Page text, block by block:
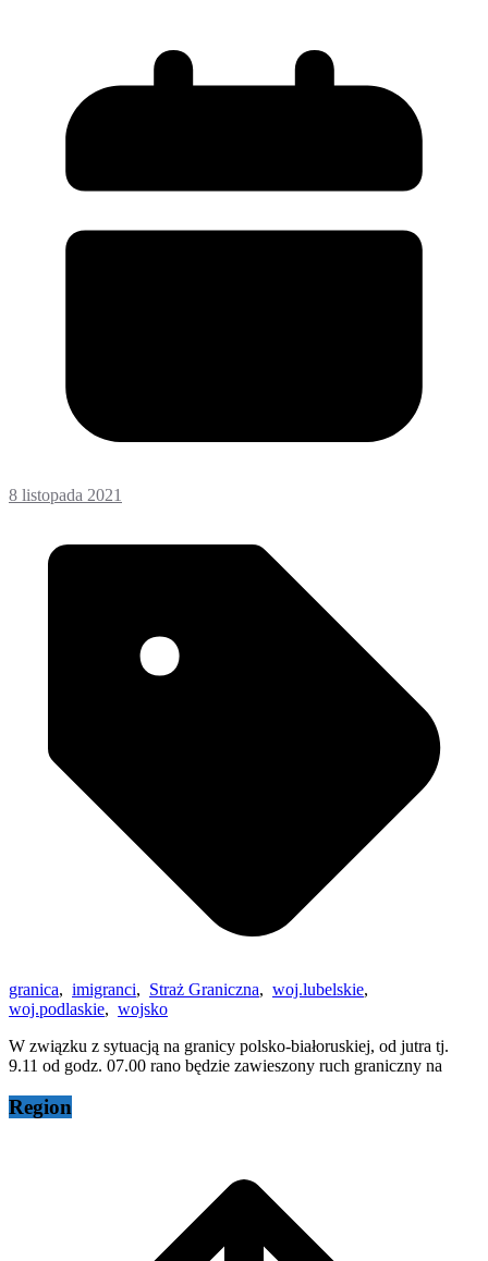
8 listopada 2021
granica, imigranci, Straż Graniczna, woj.lubelskie,
woj.podlaskie, wojsko
W związku z sytuacją na granicy polsko-białoruskiej, od jutra tj.
9.11 od godz. 07.00 rano będzie zawieszony ruch graniczny na
Region